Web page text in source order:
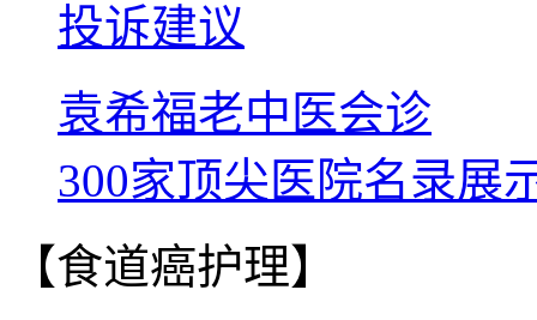
投诉建议
袁希福老中医会诊
300家顶尖医院名录展
【食道癌护理】